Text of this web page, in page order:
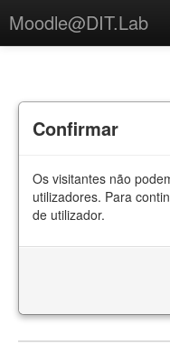
Moodle@DIT.Lab
Confirmar
Os visitantes não
utilizadores. Para
de utilizador.